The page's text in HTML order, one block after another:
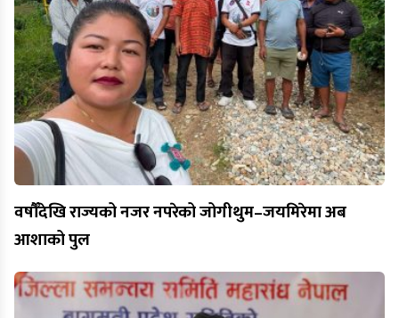
वर्षौँदेखि राज्यको नजर नपरेको जोगीथुम–जयमिरेमा अब
आशाको पुल